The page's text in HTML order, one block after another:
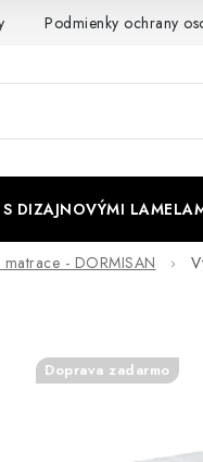
Podmienky ochrany
DIZAJNOVÝMI
- DORMISAN
Doprava zadarmo